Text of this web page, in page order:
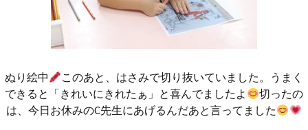
ぬり絵中
このあと、はさみで切り抜いていました。うまく
できると「きれいにきれたぁ」と喜んでましたよ
切ったの
は、今日お休みのC先生にあげるんだあと言ってました